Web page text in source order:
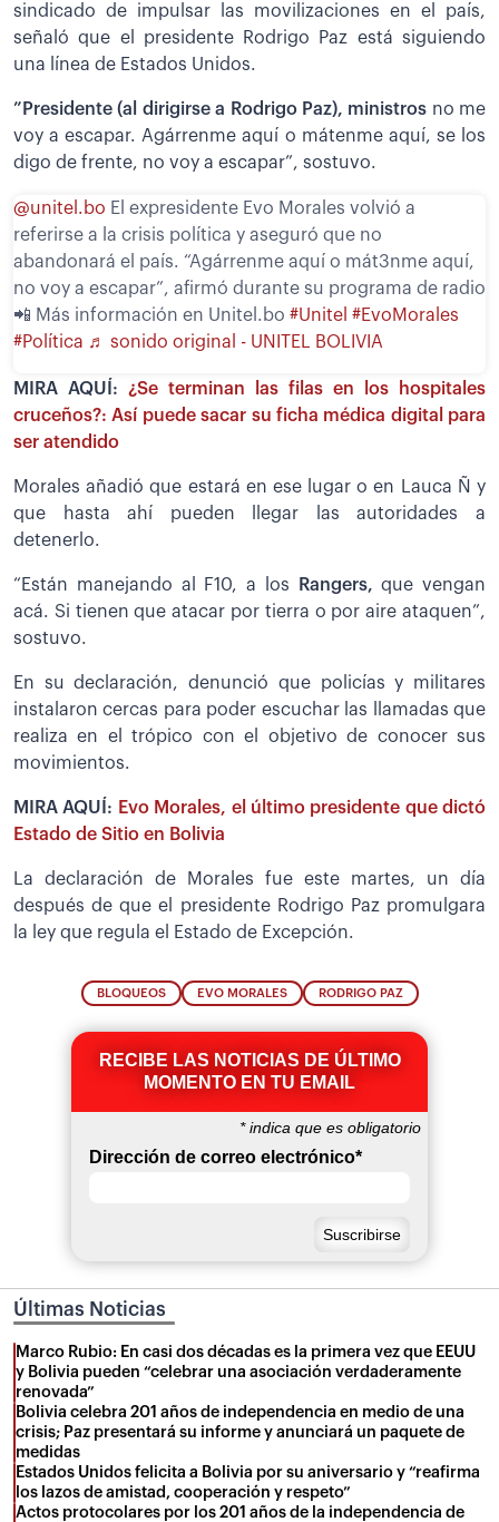
sindicado de impulsar las movilizaciones en el país,
señaló que el presidente Rodrigo Paz está siguiendo
una línea de Estados Unidos.
”Presidente (al dirigirse a Rodrigo Paz), ministros no me
voy a escapar. Agárrenme aquí o mátenme aquí, se los
digo de frente, no voy a escapar”, sostuvo.
@unitel.bo El expresidente Evo Morales volvió a
referirse a la crisis política y aseguró que no
abandonará el país. “Agárrenme aquí o mát3nme aquí,
no voy a escapar”, afirmó durante su programa de radio
📲 Más información en Unitel.bo #Unitel #EvoMorales
#Política ♬ sonido original - UNITEL BOLIVIA
MIRA AQUÍ: ¿Se terminan las filas en los hospitales
cruceños?: Así puede sacar su ficha médica digital para
ser atendido
Morales añadió que estará en ese lugar o en Lauca Ñ y
que hasta ahí pueden llegar las autoridades a
detenerlo.
“Están manejando al F10, a los Rangers,que vengan
acá. Si tienen que atacar por tierra o por aire ataquen”,
sostuvo.
En su declaración, denunció que policías y militares
instalaron cercas para poder escuchar las llamadas que
realiza en el trópico con el objetivo de conocer sus
movimientos.
MIRA AQUÍ: Evo Morales, el último presidente que dictó
Estado de Sitio en Bolivia
La declaración de Morales fue este martes, un día
después de que el presidente Rodrigo Paz promulgara
la ley que regula el Estado de Excepción.
BLOQUEOS EVO MORALES RODRIGO PAZ
RECIBE LAS NOTICIAS DE ÚLTIMO
MOMENTO EN TU EMAIL
*indica que es obligatorio
Dirección de correo electrónico*
Últimas Noticias
Marco Rubio: En casi dos décadas es la primera vez que EEUU
y Bolivia pueden “celebrar una asociación verdaderamente
renovada”
Bolivia celebra 201 años de independencia en medio de una
crisis; Paz presentará su informe y anunciará un paquete de
medidas
Estados Unidos felicita a Bolivia por su aniversario y “reafirma
los lazos de amistad, cooperación y respeto”
Actos protocolares por los 201 años de la independencia de